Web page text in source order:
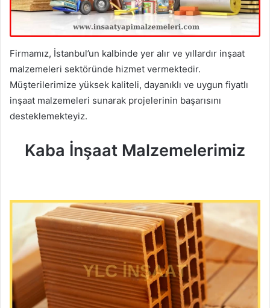
Firmamız, İstanbul’un kalbinde yer alır ve yıllardır inşaat
malzemeleri sektöründe hizmet vermektedir.
Müşterilerimize yüksek kaliteli, dayanıklı ve uygun fiyatlı
inşaat malzemeleri sunarak projelerinin başarısını
desteklemekteyiz.
Kaba İnşaat Malzemelerimiz